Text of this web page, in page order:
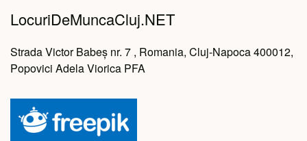
LocuriDeMuncaCluj.NET
Strada Victor Babeș nr. 7 , Romania, Cluj-Napoca 400012,
Popovici Adela Viorica PFA